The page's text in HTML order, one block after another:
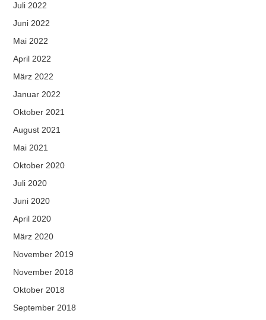
Juli 2022
Juni 2022
Mai 2022
April 2022
März 2022
Januar 2022
Oktober 2021
August 2021
Mai 2021
Oktober 2020
Juli 2020
Juni 2020
April 2020
März 2020
November 2019
November 2018
Oktober 2018
September 2018